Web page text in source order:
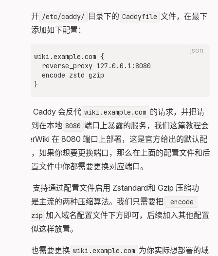
我们打开 /etc/caddy/ 目录下的 Caddyfile 文件，在最下
面首先添加如下配置：
json
wiki.example.com {
  reverse_proxy 127.0.0.1:8080
  encode zstd gzip
这代表 Caddy 会反代 wiki.example.com 的请求，并把请
求转发到在本地 8080 端口上暴露的服务，我们这篇教程会
让 OtterWiki 在 8080 端口上部署，这是官方给出的默认配
置端口，如果你想要更换端口，那么在上面的配置文件和后
面的配置文件中你都需要更换对应端口。
Caddy 支持通过配置文件启用 Zstandard和 Gzip 压缩功
能，这是主流的两种压缩算法。我们只需要把
encode
zstd gzip 加入域名配置文件下方即可，后续加入其他配置
也是类似这样放置。
同样你也需要更换 wiki.example.com 为你实际想部署的域